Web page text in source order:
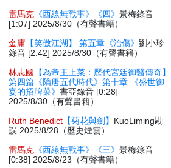
雷馬克 《西線無戰事》《四》景梅錄音
[1:07] 2025/8/30（有聲書籍）
金庸 【笑傲江湖】 第五章《治傷》劉小珍
錄音 [2:42] 2025/8/30（有聲書籍）
林志國
【為帝王上菜：歷代宮廷御醫傳奇】
第四篇《隋唐五代時代》第十章 《盛世御
宴的招牌菜》書亞錄音 [0:28]
2025/8/30（有聲書籍）
Ruth Benedict 【菊花與劍】 KuoLiming勘
誤 2025/8/28（歷史煙雲）
雷馬克 《西線無戰事》《三》景梅錄音
[0:38] 2025/8/23（有聲書籍）